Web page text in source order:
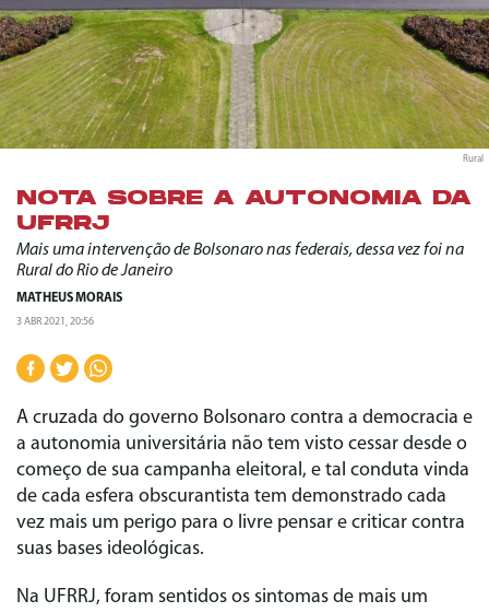
Rural
NOTA SOBRE A AUTONOMIA DA
UFRRJ
Mais uma intervenção de Bolsonaro nas federais, dessa vez foi na
Rural do Rio de Janeiro
MATHEUS MORAIS
3 ABR 2021, 20:56
A cruzada do governo Bolsonaro contra a democracia e
a autonomia universitária não tem visto cessar desde o
começo de sua campanha eleitoral, e tal conduta vinda
de cada esfera obscurantista tem demonstrado cada
vez mais um perigo para o livre pensar e criticar contra
suas bases ideológicas.
Na UFRRJ, foram sentidos os sintomas de mais um